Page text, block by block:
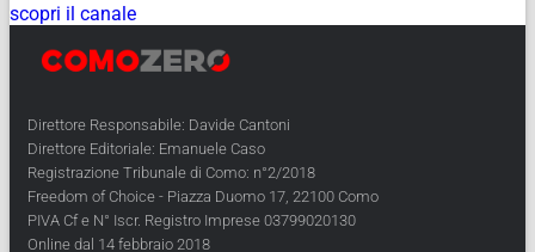
scopri il canale
Direttore Responsabile: Davide Cantoni
Direttore Editoriale: Emanuele Caso
Registrazione Tribunale di Como: n°2/2018
Freedom of Choice - Piazza Duomo 17, 22100 Como
PIVA Cf e N° Iscr. Registro Imprese 03799020130
Online dal 14 febbraio 2018